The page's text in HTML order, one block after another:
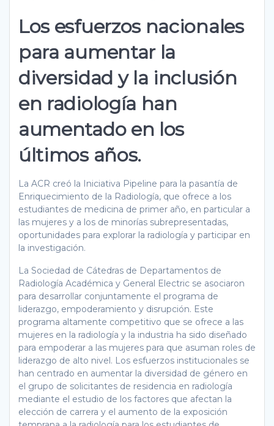
Los esfuerzos nacionales
para aumentar la
diversidad y la inclusión
en radiología han
aumentado en los
últimos años.
La ACR creó la Iniciativa Pipeline para la pasantía de
Enriquecimiento de la Radiología, que ofrece a los
estudiantes de medicina de primer año, en particular a
las mujeres y a los de minorías subrepresentadas,
oportunidades para explorar la radiología y participar en
la investigación.
La Sociedad de Cátedras de Departamentos de
Radiología Académica y General Electric se asociaron
para desarrollar conjuntamente el programa de
liderazgo, empoderamiento y disrupción. Este
programa altamente competitivo que se ofrece a las
mujeres en la radiología y la industria ha sido diseñado
para empoderar a las mujeres para que asuman roles de
liderazgo de alto nivel. Los esfuerzos institucionales se
han centrado en aumentar la diversidad de género en
el grupo de solicitantes de residencia en radiología
mediante el estudio de los factores que afectan la
elección de carrera y el aumento de la exposición